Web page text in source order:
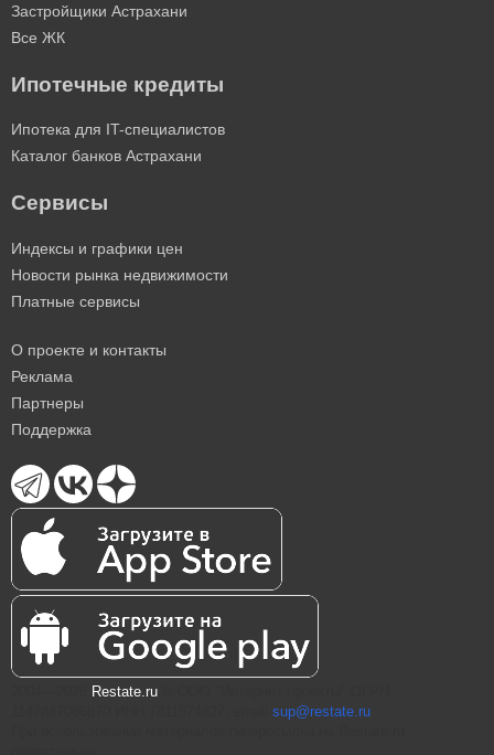
Застройщики Астрахани
Все ЖК
Ипотечные кредиты
Ипотека для IT-специалистов
Каталог банков Астрахани
Сервисы
Индексы и графики цен
Новости рынка недвижимости
Платные сервисы
О проекте и контакты
Реклама
Партнеры
Поддержка
Restate.ru
sup@restate.ru